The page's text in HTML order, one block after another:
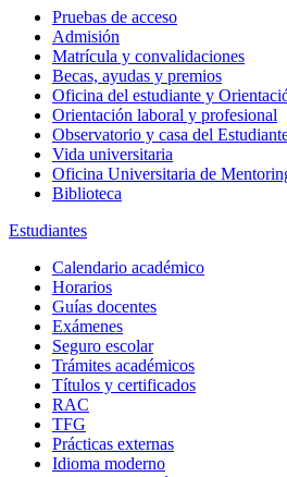
Pruebas de acceso
Admisión
Matrícula y convalidaciones
Becas, ayudas y premios
Oficina del estudiante y
Orientación laboral y profesional
Observatorio y casa del
Vida universitaria
Oficina Universitaria de
Biblioteca
Estudiantes
Calendario académico
Horarios
Guías docentes
Exámenes
Seguro escolar
Trámites académicos
Títulos y certificados
RAC
TFG
Prácticas externas
Idioma moderno